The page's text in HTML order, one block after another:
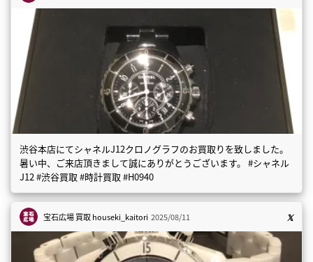
渋谷本店にてシャネルJ12クロノグラフのお買取りを致しました。
暑い中、ご来店頂きまして誠にありがとうございます。 #シャネル
J12 #渋谷買取 #時計買取 #H0940
宝石広場 買取houseki_kaitori 2025/08/11